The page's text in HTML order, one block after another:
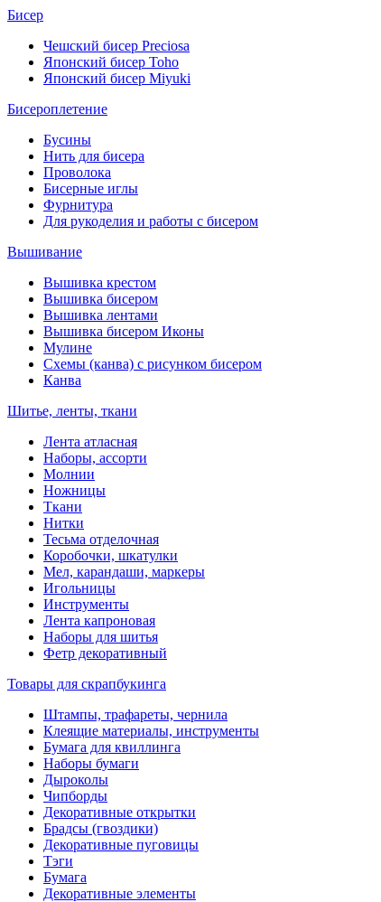
Бисер
Чешский бисер Preciosa
Японский бисер Toho
Японский бисер Miyuki
Бисероплетение
Бусины
Нить для бисера
Проволока
Бисерные иглы
Фурнитура
Для рукоделия и работы с бисером
Вышивание
Вышивка крестом
Вышивка бисером
Вышивка лентами
Вышивка бисером Иконы
Мулине
Схемы (канва) с рисунком бисером
Канва
Шитье, ленты, ткани
Лента атласная
Наборы, ассорти
Молнии
Ножницы
Ткани
Нитки
Тесьма отделочная
Коробочки, шкатулки
Мел, карандаши, маркеры
Игольницы
Инструменты
Лента капроновая
Наборы для шитья
Фетр декоративный
Товары для скрапбукинга
Штампы, трафареты, чернила
Клеящие материалы, инструменты
Бумага для квиллинга
Наборы бумаги
Дыроколы
Чипборды
Декоративные открытки
Брадсы (гвоздики)
Декоративные пуговицы
Тэги
Бумага
Декоративные элементы